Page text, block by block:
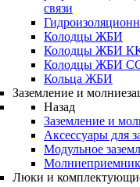
связи
Колодцы ЖБИ
Колодцы ЖБИ
Колодцы ЖБИ
Кольца ЖБИ
Заземление и
Назад
Заземление и
Аксессуары для
Модульное
Люки и